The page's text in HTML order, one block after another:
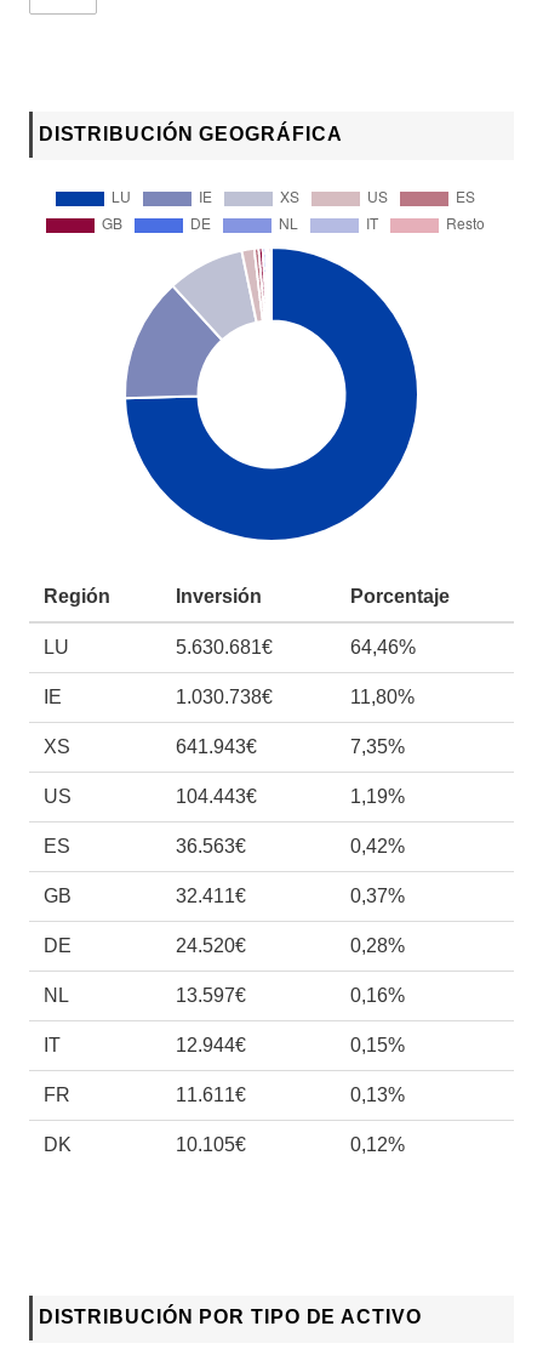
DISTRIBUCIÓN GEOGRÁFICA
Región Inversión Porcentaje
LU 5.630.681€ 64,46%
IE 1.030.738€ 11,80%
XS 641.943€ 7,35%
US 104.443€ 1,19%
ES 36.563€ 0,42%
GB 32.411€ 0,37%
DE 24.520€ 0,28%
NL 13.597€ 0,16%
IT 12.944€ 0,15%
FR 11.611€ 0,13%
DK 10.105€ 0,12%
DISTRIBUCIÓN POR TIPO DE ACTIVO